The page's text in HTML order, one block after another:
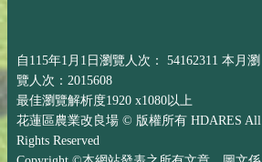
自115年1月1日瀏覽人次： 54162311 本月瀏
覽人次：2015608
最佳瀏覽解析度1920 x1080以上
花蓮區農業改良場 © 版權所有 HDARES All
Rights Reserved